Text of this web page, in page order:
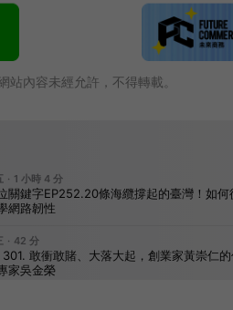
站內容未經允許，不得轉載。